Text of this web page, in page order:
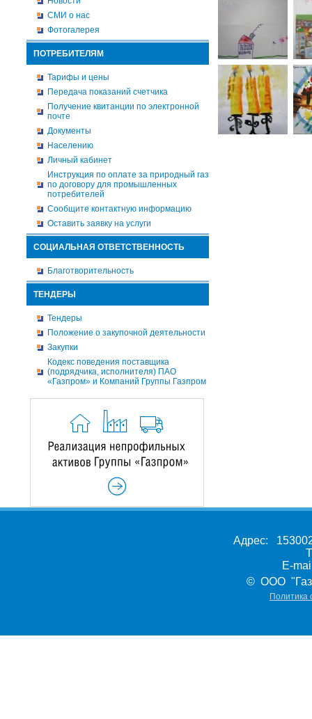
СМИ о нас
Фотогалерея
ПОТРЕБИТЕЛЯМ
Тарифы и цены
Передача показаний счетчика
Получение квитанции по электронной
почте
Документы
Населению
Личный кабинет
Инструкция по оплате за природный газ
по договору для промышленных
потребителей
Сообщите контактную информацию
Оставить заявку на услуги
СОЦИАЛЬНАЯ ОТВЕТСТВЕННОСТЬ
Благотворительность
ТЕНДЕРЫ
Тендеры
Положение о закупочной деятельности
Закупки
Кодекс поведения поставщика
(подрядчика, исполнителя) ПАО
«Газпром» и Компаний Группы Газпром
Адрес:
E-
© ООО
Политика